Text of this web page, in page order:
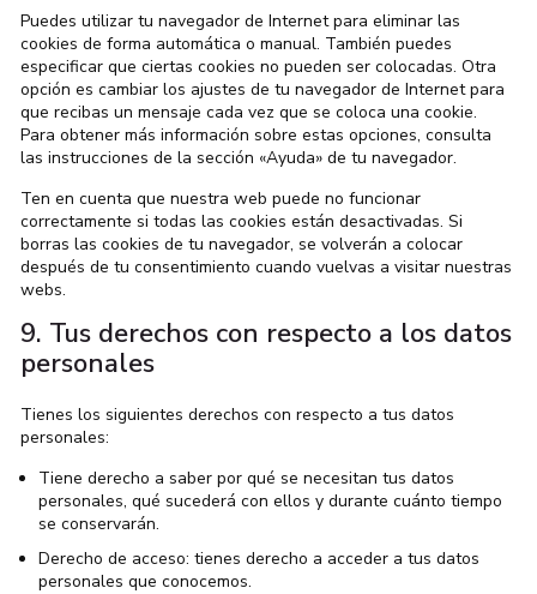
Puedes utilizar tu navegador de Internet para eliminar las
cookies de forma automática o manual. También puedes
especificar que ciertas cookies no pueden ser colocadas. Otra
opción es cambiar los ajustes de tu navegador de Internet para
que recibas un mensaje cada vez que se coloca una cookie.
Para obtener más información sobre estas opciones, consulta
las instrucciones de la sección «Ayuda» de tu navegador.
Ten en cuenta que nuestra web puede no funcionar
correctamente si todas las cookies están desactivadas. Si
borras las cookies de tu navegador, se volverán a colocar
después de tu consentimiento cuando vuelvas a visitar nuestras
webs.
9. Tus derechos con respecto a los datos
personales
Tienes los siguientes derechos con respecto a tus datos
personales:
Tiene derecho a saber por qué se necesitan tus datos
personales, qué sucederá con ellos y durante cuánto tiempo
se conservarán.
Derecho de acceso: tienes derecho a acceder a tus datos
personales que conocemos.